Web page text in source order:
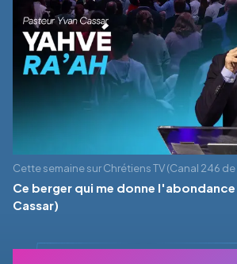
Cette semaine sur Chrétiens TV (Canal 246 de
Ce berger qui me donne l'abondance
Cassar)